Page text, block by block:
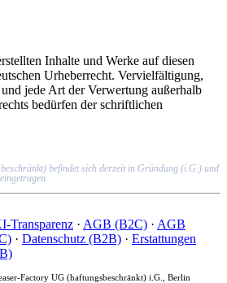
Inhalte und Werke auf diesen
Urheberrecht. Vervielfältigung,
jede Art der Verwertung außerhalb
bedürfen der schriftlichen
befindet sich derzeit in Gründung (i.G.) und
Transparenz · AGB (B2C) · AGB
· Datenschutz (B2B) · Erstattungen
Factory UG (haftungsbeschränkt) i.G., Berlin